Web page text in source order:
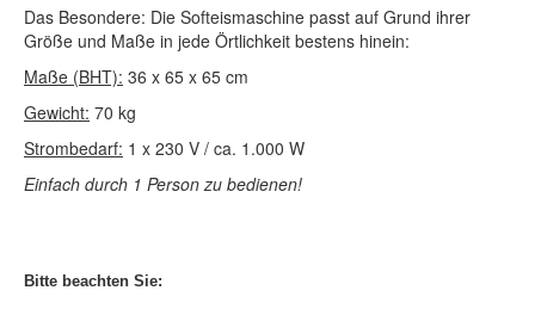
Das Besondere: Die Softeismaschine passt auf Grund ihrer
Größe und Maße in jede Örtlichkeit bestens hinein:
Maße (BHT): 36 x 65 x 65 cm
Gewicht: 70 kg
Strombedarf: 1 x 230 V / ca. 1.000 W
Einfach durch 1 Person zu bedienen!
Bitte beachten Sie: